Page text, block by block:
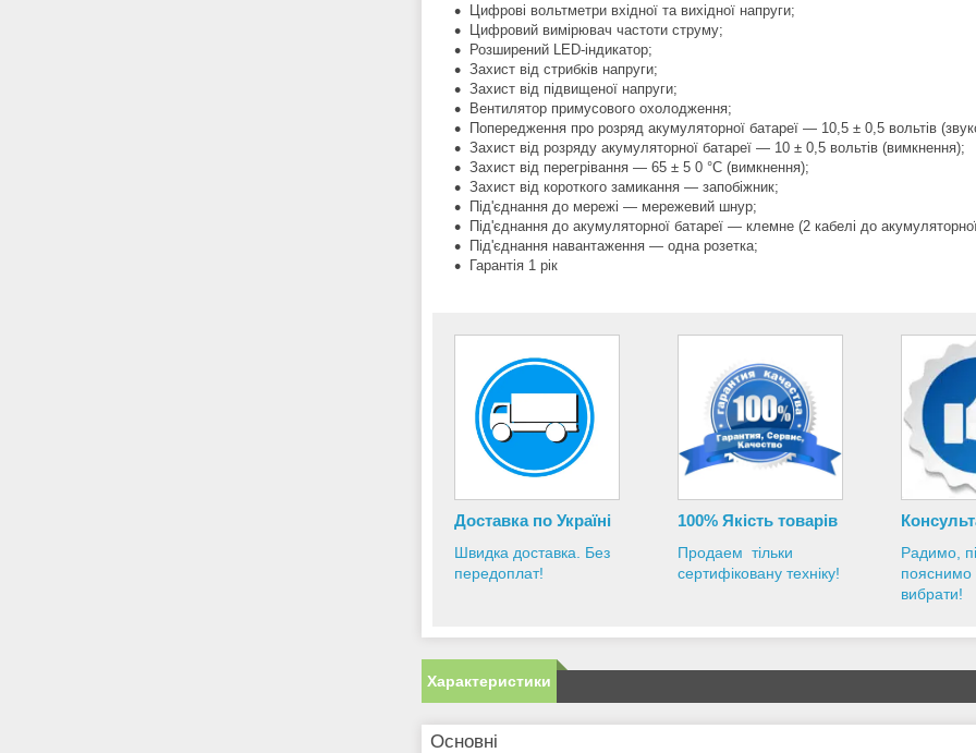
Цифрові вольтметри вхідної та вихідної напруги;
Цифровий вимірювач частоти струму;
Розширений LED-індикатор;
Захист від стрибків напруги;
Захист від підвищеної напруги;
Вентилятор примусового охолодження;
Попередження про розряд акумуляторної батареї — 10,5 ± 0,5 вольтів
Захист від розряду акумуляторної батареї — 10 ± 0,5 вольтів (вимкнення);
Захист від перегрівання — 65 ± 5 0 °C (вимкнення);
Захист від короткого замикання — запобіжник;
Під'єднання до мережі — мережевий шнур;
Під'єднання до акумуляторної батареї — клемне (2 кабелі до
Під'єднання навантаження — одна розетка;
Гарантія 1 рік
Доставка по Україні
Швидка доставка. Без
передоплат!
100% Якість товарів
Продаем тільки
сертифіковану техніку!
Радимо,
вибрати!
Характеристики
Основні